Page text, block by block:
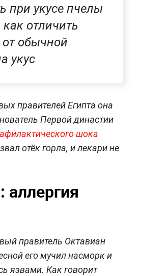
при укусе пчелы
отличить
обычной
укус
правителей Египта она
Первой династии
шока
отёк горла, и лекари не
аллергия
правитель Октавиан
его мучил насморк и
язвами. Как говорит